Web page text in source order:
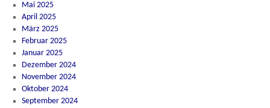
Mai 2025
April 2025
März 2025
Februar 2025
Januar 2025
Dezember 2024
November 2024
Oktober 2024
September 2024